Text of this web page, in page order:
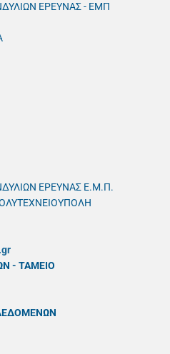
ΕΡΕΥΝΑΣ - ΕΜΠ
ΕΡΕΥΝΑΣ Ε.Μ.Π.
- ΤΑΜΕΙΟ